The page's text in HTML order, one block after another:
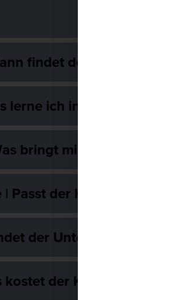
findet der Kurs statt?
lerne ich in diesem Kurs?
bringt mir dieser Kurs?
Passt der Kurs zu mir?
der Unterricht statt -
kostet der Kurs?